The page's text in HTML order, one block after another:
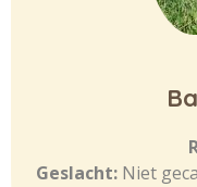
Geslacht: Niet